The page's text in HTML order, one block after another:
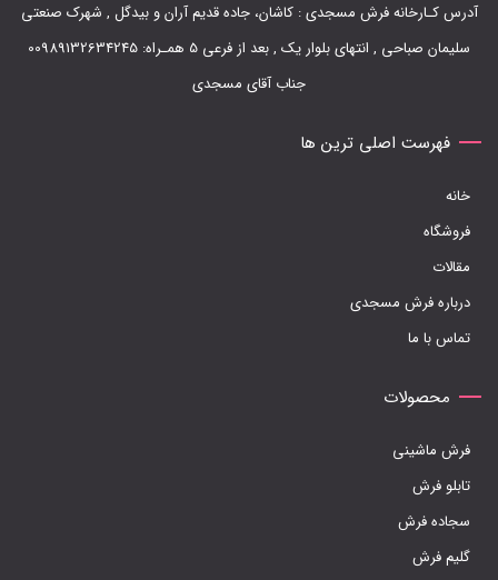
می
باشد.
است
صفحه
محصول
انتخاب
آدرس کـارخانه فرش مسجدی : کاشان، جاده قدیم آران و بیدگل , شهرک صنعتی
سلیمان صباحی , انتهای بلوار یک , بعد از فرعی 5 همـراه: 00989132634245
جناب آقای مسجدی
فهرست اصلی ترین ها
خانه
فروشگاه
مقالات
درباره فرش مسجدی
تماس با ما
محصولات
فرش ماشینی
تابلو فرش
سجاده فرش
گلیم فرش